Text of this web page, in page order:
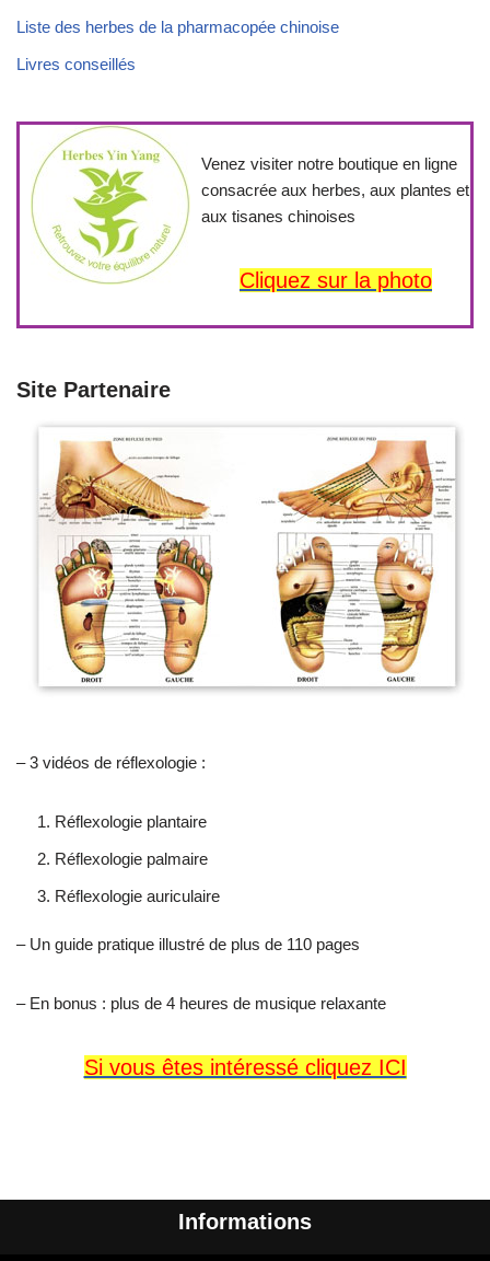
Liste des herbes de la pharmacopée chinoise
Livres conseillés
Venez visiter notre boutique en ligne
consacrée aux herbes, aux plantes et
aux tisanes chinoises
Cliquez sur la photo
Site Partenaire
– 3 vidéos de réflexologie :
Réflexologie plantaire
Réflexologie palmaire
Réflexologie auriculaire
– Un guide pratique illustré de plus de 110 pages
– En bonus : plus de 4 heures de musique relaxante
Si vous êtes intéressé cliquez ICI
Informations